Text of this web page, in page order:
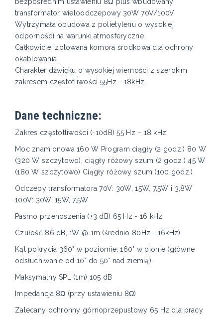
bezpośrednim ustawieniu 8Ώ plus wbudowany
transformator wieloodczepowy 30W 70V/100V
Wytrzymała obudowa z polietylenu o wysokiej
odporności na warunki atmosferyczne
Całkowicie izolowana komora środkowa dla ochrony
okablowania
Charakter dźwięku o wysokiej wierności z szerokim
zakresem częstotliwości 55Hz - 18kHz
Dane techniczne:
Zakres częstotliwości (-10dB) 55 Hz – 18 kHz
Moc znamionowa 160 W Program ciągły (2 godz.) 80 W
(320 W szczytowo), ciągły różowy szum (2 godz.) 45 W
(180 W szczytowo) Ciągły różowy szum (100 godz.)
Odczepy transformatora 70V: 30W, 15W, 7,5W i 3,8W
100V: 30W, 15W, 7,5W
Pasmo przenoszenia (±3 dB) 65 Hz - 16 kHz
Czułość 86 dB, 1W @ 1m (średnio 80Hz - 16kHz)
Kąt pokrycia 360° w poziomie, 160° w pionie (główne
odsłuchiwanie od 10° do 50° nad ziemią).
Maksymalny SPL (1m) 105 dB
Impedancja 8Ω (przy ustawieniu 8Ω)
Zalecany ochronny górnoprzepustowy 65 Hz dla pracy